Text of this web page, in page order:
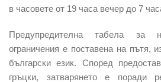
в часовете от 19 часа вечер до 7
Предупредителна табела за
ограничения е поставена на пътя,
български език. Според
гръцки, затварянето е поради